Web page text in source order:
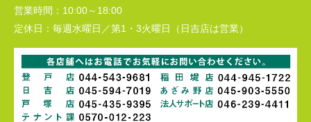
営業時間： 10:00～18:00
定休日： 毎週水曜日／第1・3火曜日（日吉店は営業）